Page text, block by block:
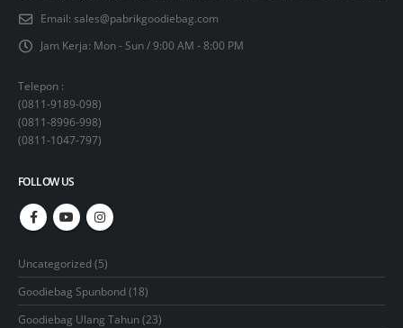
Email: sales@pabrikgoodiebag.com
Jam Kerja: Mon - Sun / 9:00 AM - 8:00 PM
Telepon :
(0811-9189-098)
(0811-8996-998)
(0811-1047-797)
FOLLOW US
Uncategorized 55
products
Goodiebag Spunbond 1818
products
Goodiebag Ulang Tahun 2323